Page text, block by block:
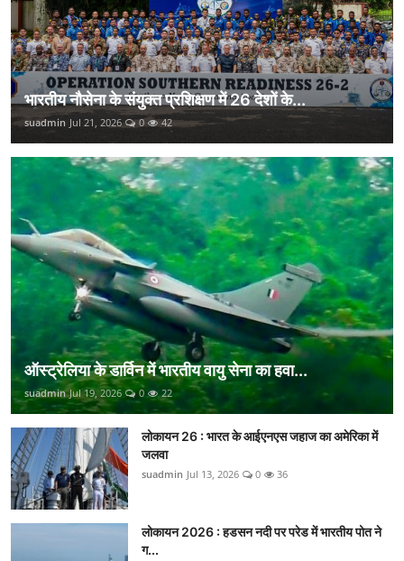
भारतीय नौसेना के संयुक्त प्रशिक्षण में 26 देशों के...
suadmin Jul 21, 2026 0 42
ऑस्ट्रेलिया के डार्विन में भारतीय वायु सेना का हवा...
suadmin Jul 19, 2026 0 22
लोकायन 26 : भारत के आईएनएस जहाज का अमेरिका में
जलवा
suadmin Jul 13, 2026 0 36
लोकायन 2026 : हडसन नदी पर परेड में भारतीय पोत ने
ग...